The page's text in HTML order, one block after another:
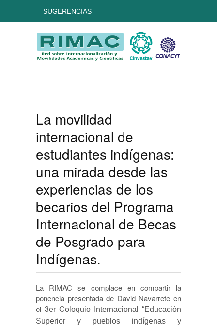
SUGERENCIAS
La movilidad
internacional de
estudiantes indígenas:
una mirada desde las
experiencias de los
becarios del Programa
Internacional de Becas
de Posgrado para
Indígenas.
La RIMAC se complace en compartir la
ponencia presentada de David Navarrete en
el 3er Coloquio Internacional “Educación
Superior y pueblos indígenas y